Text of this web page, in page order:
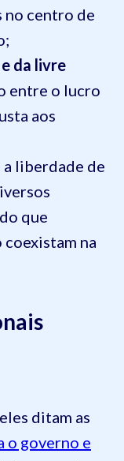
no centro de
da livre
entre o lucro
aos
a liberdade de
que
na
ditam as
o governo e